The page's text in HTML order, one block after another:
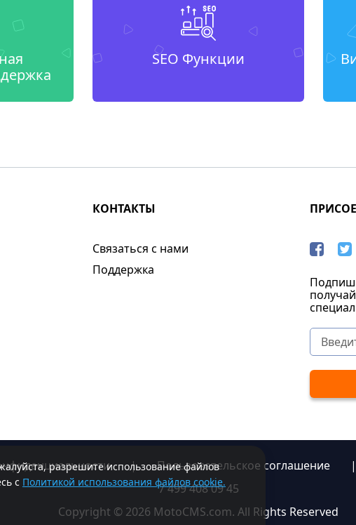
SEO Функции
разрешите использование файлов
с Политикой использования файлов cookie.
КОНТАКТЫ
Связаться с нами
Поддержка
| Пользовательское соглашение |
7 499 408 09 45
Copyright © 2026 MotoCMS.com. All Rights Reserved